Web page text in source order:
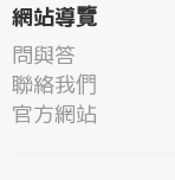
網站導覽
問與答
聯絡我們
官方網站